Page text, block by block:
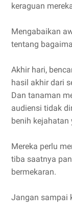
keraguan
Mengabaikan
tentang
Akhir hari,
hasil akhir dari
Dan tanaman
audiensi tidak
benih
Mereka perlu
tiba saatnya
bermekaran.
Jangan sampai